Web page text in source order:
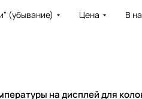
(убывание) Цена В
на дисплей для